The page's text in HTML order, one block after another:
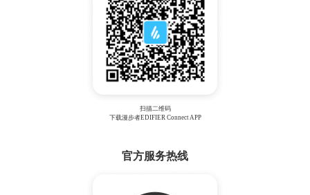
扫描二维码
下载漫步者EDIFIER Connect APP
官方服务热线